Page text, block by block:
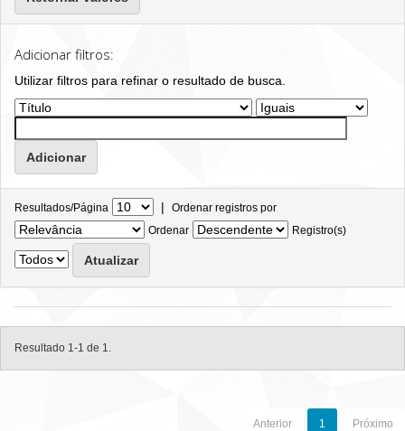
Adicionar filtros:
Utilizar filtros para refinar o resultado de busca.
Resultados/Página | Ordenar registros por
Ordenar
Registro(s)
Resultado 1-1 de 1.
Anterior 1 Próximo